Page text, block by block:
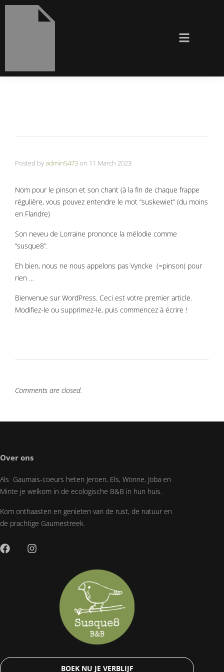
Posted byadmin5473on 11 March 2023
Nom pour le pinson et son chant (à la fin de chaque frappe
régulière, vous pouvez entendre le mot “suskewiet” (du moins
en Flandre)
Son neveu de Lorraine prononce la mélodie comme
“susque8”.
Eh bien, nous ne nous appelons pas Vyncke (=pinson) pour
rien …
Bienvenue sur WordPress. Ceci est votre premier article.
Modifiez-le ou supprimez-le, puis commencez à écrire !
Comments are closed.
Over ons
Als Gaumais-coeurs heten Jeroen, Els, Wonne, Joba en
Minte je welkom in de ecologische B&B in hun huis.
Kom onthaasten en genieten van de rust, de natuur en
de prachtige Gaumestreek.
BOEK NU JE VERBLIJF